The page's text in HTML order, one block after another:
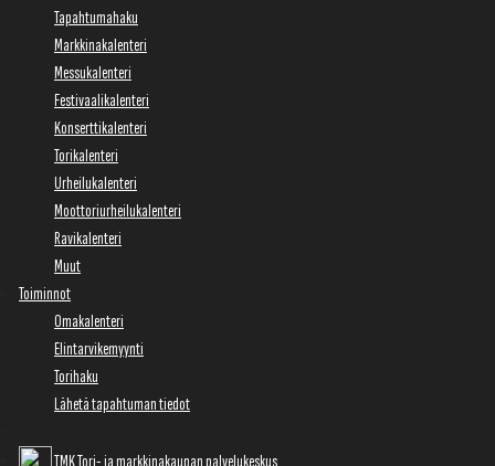
Tapahtumahaku
Markkinakalenteri
Messukalenteri
Festivaalikalenteri
Konserttikalenteri
Torikalenteri
Urheilukalenteri
Moottoriurheilukalenteri
Ravikalenteri
Muut
Toiminnot
Omakalenteri
Elintarvikemyynti
Torihaku
Lähetä tapahtuman tiedot